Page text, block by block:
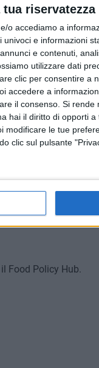
o accediamo a
e informazioni
e contenuti,
utilizzare dati
clic per consentire a
accedere a
il consenso. Si rende
hai il diritto di opporti
modificare le tue
clic sul pulsante
Comune di
di Potenza
& Servizi
del Comune
del Comune di
del Comune
Food Policy Hub.